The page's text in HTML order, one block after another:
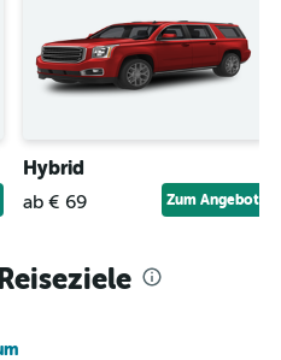
Hybrid
ab € 69 Zum Angebot